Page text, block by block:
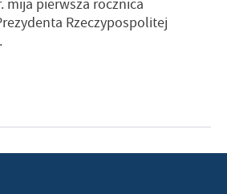
mija pierwsza rocznica
Rzeczypospolitej